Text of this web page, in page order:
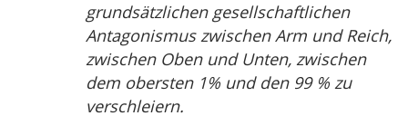
grundsätzlichen gesellschaftlichen
Antagonismus zwischen Arm und Reich,
zwischen Oben und Unten, zwischen
dem obersten 1% und den 99 % zu
verschleiern.